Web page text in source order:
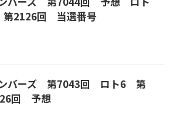
2126回 当選番号
バーズ 第7043回 ロト6 第
回 予想